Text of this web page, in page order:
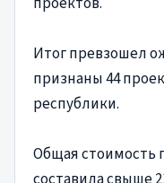
Итог превзошел
признаны 44
республики.
Общая стоимость